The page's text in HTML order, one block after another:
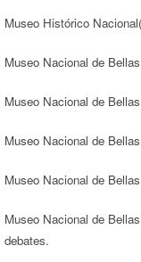
Museo Histórico
Museo Nacional de
Museo Nacional de
Museo Nacional de
Museo Nacional de
Museo Nacional de
debates.